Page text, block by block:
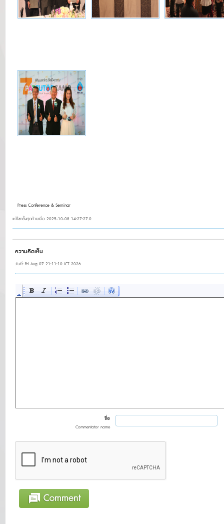
Press Conference & Seminar
แก้ไขครั้งสุดท้ายเมื่อ 2025-10-08 14:27:27.0
ความคิดเห็น
วันที่: Fri Aug 07 21:11:10 ICT 2026
ชื่อ
Commentator name